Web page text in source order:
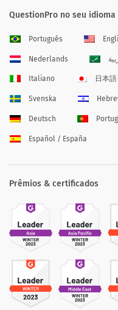
QuestionPro no seu idioma
Português
Nederlands
Italiano 日本語
Svenska
Deutsch
Español / España
Prêmios & certificados